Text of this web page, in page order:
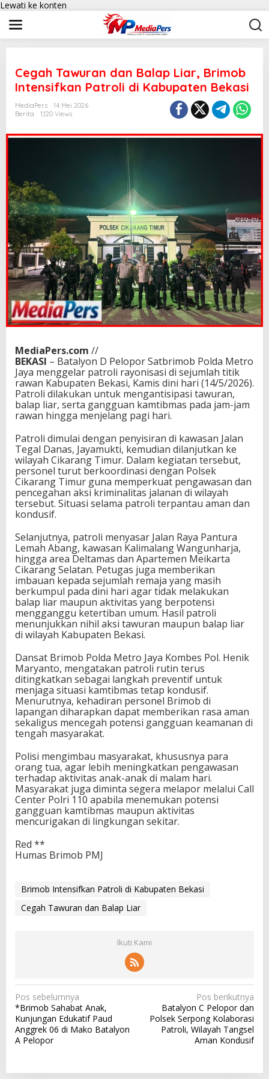
Lewati ke konten
Cegah Tawuran dan Balap Liar, Brimob
Intensifkan Patroli di Kabupaten Bekasi
MediaPers
14 Mei 2026
Berita
1,120 Views
MediaPers.com //
BEKASI – Batalyon D Pelopor Satbrimob Polda Metro
Jaya menggelar patroli rayonisasi di sejumlah titik
rawan Kabupaten Bekasi, Kamis dini hari (14/5/2026).
Patroli dilakukan untuk mengantisipasi tawuran,
balap liar, serta gangguan kamtibmas pada jam-jam
rawan hingga menjelang pagi hari.
Patroli dimulai dengan penyisiran di kawasan Jalan
Tegal Danas, Jayamukti, kemudian dilanjutkan ke
wilayah Cikarang Timur. Dalam kegiatan tersebut,
personel turut berkoordinasi dengan Polsek
Cikarang Timur guna memperkuat pengawasan dan
pencegahan aksi kriminalitas jalanan di wilayah
tersebut. Situasi selama patroli terpantau aman dan
kondusif.
Selanjutnya, patroli menyasar Jalan Raya Pantura
Lemah Abang, kawasan Kalimalang Wangunharja,
hingga area Deltamas dan Apartemen Meikarta
Cikarang Selatan. Petugas juga memberikan
imbauan kepada sejumlah remaja yang masih
berkumpul pada dini hari agar tidak melakukan
balap liar maupun aktivitas yang berpotensi
mengganggu ketertiban umum. Hasil patroli
menunjukkan nihil aksi tawuran maupun balap liar
di wilayah Kabupaten Bekasi.
Dansat Brimob Polda Metro Jaya Kombes Pol. Henik
Maryanto, mengatakan patroli rutin terus
ditingkatkan sebagai langkah preventif untuk
menjaga situasi kamtibmas tetap kondusif.
Menurutnya, kehadiran personel Brimob di
lapangan diharapkan dapat memberikan rasa aman
sekaligus mencegah potensi gangguan keamanan di
tengah masyarakat.
Polisi mengimbau masyarakat, khususnya para
orang tua, agar lebih meningkatkan pengawasan
terhadap aktivitas anak-anak di malam hari.
Masyarakat juga diminta segera melapor melalui Call
Center Polri 110 apabila menemukan potensi
gangguan kamtibmas maupun aktivitas
mencurigakan di lingkungan sekitar.
Red **
Humas Brimob PMJ
Brimob Intensifkan Patroli di Kabupaten Bekasi
Cegah Tawuran dan Balap Liar
Ikuti Kami
N
a
v
i
Pos sebelumnya
*Brimob Sahabat Anak,
Kunjungan Edukatif Paud
Anggrek 06 di Mako Batalyon
A Pelopor
Pos berikutnya
Batalyon C Pelopor dan
Polsek Serpong Kolaborasi
Patroli, Wilayah Tangsel
Aman Kondusif